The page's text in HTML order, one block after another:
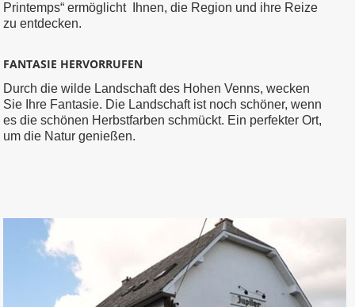
Printemps“ ermöglicht Ihnen,die Region und ihre Reize
zu entdecken.
FANTASIE HERVORRUFEN
Durch die wilde Landschaft des Hohen Venns, wecken
Sie Ihre Fantasie. Die Landschaftist noch schöner, wenn
es die schönen Herbstfarben schmückt. Ein perfekter Ort,
um die Natur genießen.